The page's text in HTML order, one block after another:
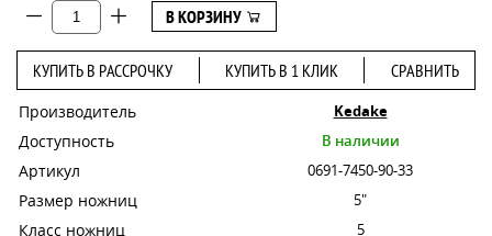
В КОРЗИНУ
КУПИТЬ В РАССРОЧКУ КУПИТЬ В 1 КЛИК СРАВНИТЬ
Производитель Kedake
Доступность В наличии
Артикул 0691-7450-90-33
Размер ножниц 5"
Класс ножниц 5